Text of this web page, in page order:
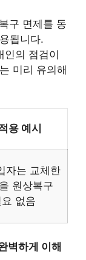
구 면제를 동
됩니다.
인의 점검이
미리 유의해
용 예시
자는 교체한
원상복구
없음
벽하게 이해